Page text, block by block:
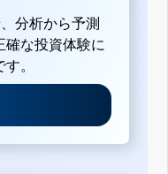
分析から予測
確な投資体験に
。